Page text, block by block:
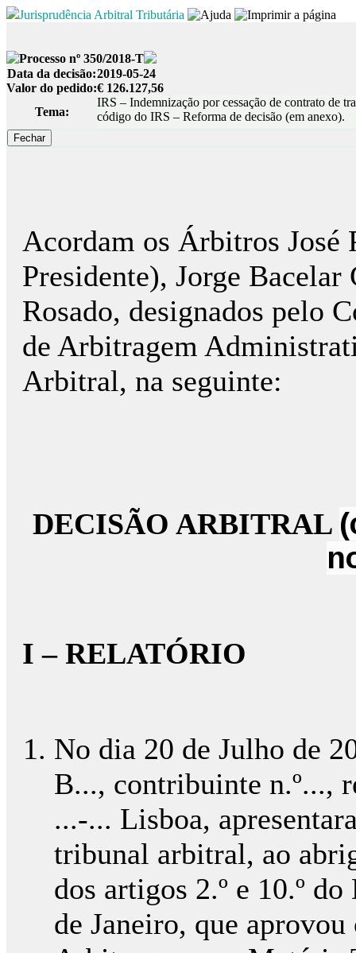
Jurisprudência Arbitral Tributária
Processo nº 350/2018-T
Data da decisão:2019-05-24
Valor do pedido:€ 126.127,56
Tema:
IRS – Indemnização por cessação de contrato de
código do IRS – Reforma de decisão (em anexo).
Acordam os Árbitros
Presidente), Jorge
Rosado, designados pelo
de Arbitragem
Arbitral, na seguinte:
DECISÃO ARBITRAL
I – RELATÓRIO
No dia 20 de Julho de
B..., contribuinte n.º...,
...-... Lisboa,
tribunal arbitral, ao
dos artigos 2.º e 10.º
de Janeiro, que